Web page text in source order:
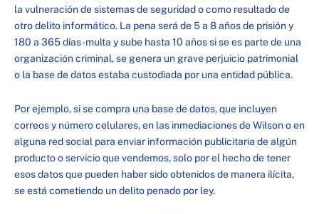
la vulneración de sistemas de seguridad o como resultado de
otro delito informático. La pena será de 5 a 8 años de prisión y
180 a 365 días-multa y sube hasta 10 años si se es parte de una
organización criminal, se genera un grave perjuicio patrimonial
o la base de datos estaba custodiada por una entidad pública.
Por ejemplo, si se compra una base de datos, que incluyen
correos y número celulares, en las inmediaciones de Wilson o en
alguna red social para enviar información publicitaria de algún
producto o servicio que vendemos, solo por el hecho de tener
esos datos que pueden haber sido obtenidos de manera ilícita,
se está cometiendo un delito penado por ley.